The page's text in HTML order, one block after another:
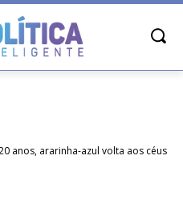
anos, ararinha-azul volta aos céus